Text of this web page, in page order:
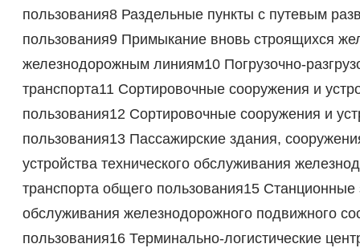
пользования8 Раздельные пункты с путевым
пользования9 Примыкание вновь строящихся
железнодорожным линиям10 Погрузочно-
транспорта11 Сортировочные сооружения и
пользования12 Сортировочные сооружения и
пользования13 Пассажирские здания,
устройства технического обслуживания
транспорта общего пользования15 Станционные
обслуживания железнодорожного подвижного
пользования16 Терминально-логистические